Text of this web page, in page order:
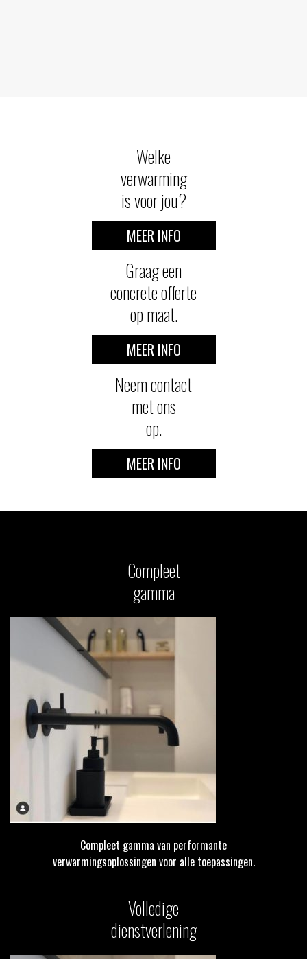
Welke
verwarming
is voor jou?
MEER INFO
Graag een
concrete offerte
op maat.
MEER INFO
Neem contact
met ons
op.
MEER INFO
Compleet
gamma
Compleet gamma van performante
verwarmingsoplossingen voor alle toepassingen.
Volledige
dienstverlening